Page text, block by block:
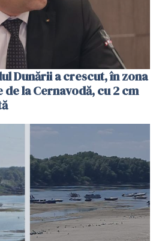
Dunării a crescut, în zona
la Cernavodă, cu 2 cm